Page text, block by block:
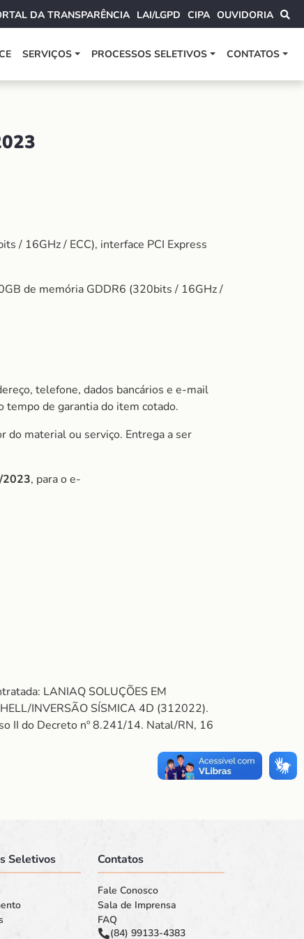
DA TRANSPARÊNCIA LAI/LGPD CIPA OUVIDORIA
SERVIÇOS PROCESSOS SELETIVOS CONTATOS
/ 16GHz / ECC), interface PCI Express
de memória GDDR6 (320bits / 16GHz /
telefone, dados bancários e e-mail
tempo de garantia do item cotado.
do material ou serviço. Entrega a ser
2023, para o e-
LANIAQ SOLUÇÕES EM
INVERSÃO SÍSMICA 4D (312022).
II do Decreto nº 8.241/14. Natal/RN, 16
Seletivos Contatos
Fale Conosco
Sala de Imprensa
FAQ
(84) 99133-4383